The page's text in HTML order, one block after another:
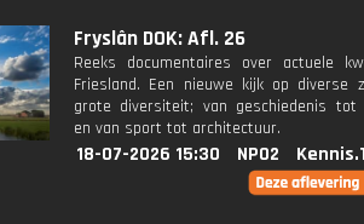
Fryslân DOK: Afl. 26
Reeks documentaires over actuele
Friesland. Een nieuwe kijk op diverse
grote diversiteit; van geschiedenis tot
en van sport tot architectuur.
18-07-2026 15:30 NPO2